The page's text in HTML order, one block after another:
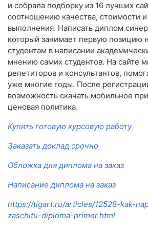
и собрала подборку из 16 лучших
соотношению качества, стоимости
выполнения. Написать диплом
который занимает первую позицию
студентам в написании
мнению самих студентов. На сайте
репетиторов и консультантов,
уже многие годы. После
возможность скачать мобильное
ценовая политика.
Купить готовую курсовую работу
Заказать доклад срочно
Обложка для диплома на заказ
Написание диплома на заказ
https://tigart.ru/articles/12528-kak-
zaschitu-diploma-primer.html